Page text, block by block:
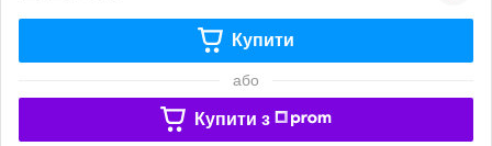
Купити
або
Купити з